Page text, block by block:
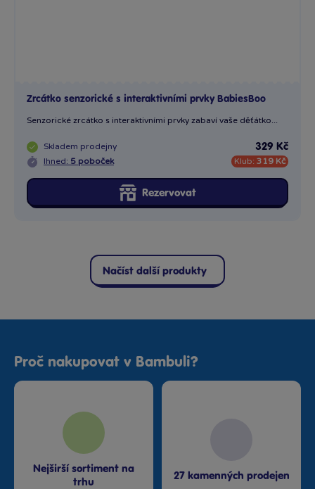
Zrcátko senzorické s interaktivními prvky BabiesBoo
Senzorické zrcátko s interaktivními prvky zabaví vaše děťátko...
Skladem prodejny
Ihned: 5 poboček
329 Kč
Klub: 319 Kč
Rezervovat
Načíst další produkty
Proč nakupovat v Bambuli?
Nejširší sortiment na
trhu
27 kamenných prodejen